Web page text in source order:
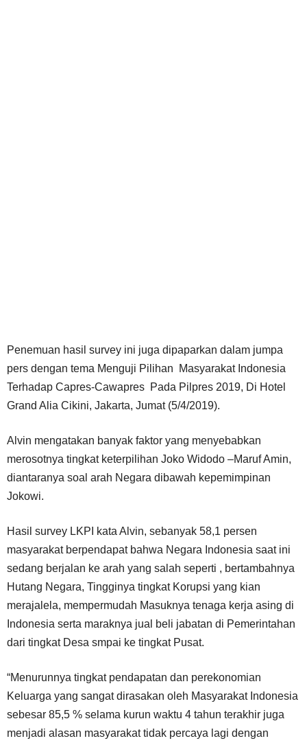
Penemuan hasil survey ini juga dipaparkan dalam jumpa
pers dengan tema Menguji Pilihan Masyarakat Indonesia
Terhadap Capres-Cawapres Pada Pilpres 2019, Di Hotel
Grand Alia Cikini, Jakarta, Jumat (5/4/2019).
Alvin mengatakan banyak faktor yang menyebabkan
merosotnya tingkat keterpilihan Joko Widodo –Maruf Amin,
diantaranya soal arah Negara dibawah kepemimpinan
Jokowi.
Hasil survey LKPI kata Alvin, sebanyak 58,1 persen
masyarakat berpendapat bahwa Negara Indonesia saat ini
sedang berjalan ke arah yang salah seperti , bertambahnya
Hutang Negara, Tingginya tingkat Korupsi yang kian
merajalela, mempermudah Masuknya tenaga kerja asing di
Indonesia serta maraknya jual beli jabatan di Pemerintahan
dari tingkat Desa smpai ke tingkat Pusat.
“Menurunnya tingkat pendapatan dan perekonomian
Keluarga yang sangat dirasakan oleh Masyarakat Indonesia
sebesar 85,5 % selama kurun waktu 4 tahun terakhir juga
menjadi alasan masyarakat tidak percaya lagi dengan